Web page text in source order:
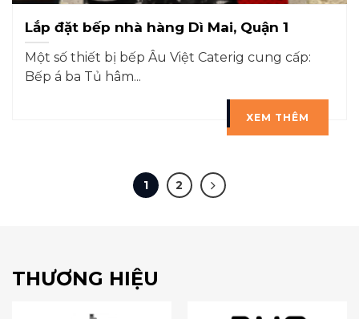
Lắp đặt bếp nhà hàng Dì Mai, Quận 1
Một số thiết bị bếp Âu Việt Caterig cung cấp:
Bếp á ba Tủ hâm...
XEM THÊM
1 2
THƯƠNG HIỆU